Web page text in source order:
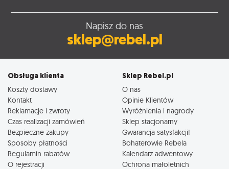
Napisz do nas
sklep@rebel.pl
Obsługa klienta
Koszty dostawy
Kontakt
Reklamacje i zwroty
Czas realizacji zamówień
Bezpieczne zakupy
Sposoby płatności
Regulamin rabatów
O rejestracji
Sklep Rebel.pl
O nas
Opinie Klientów
Wyróżnienia i nagrody
Sklep stacjonarny
Gwarancja satysfakcji!
Bohaterowie Rebela
Kalendarz adwentowy
Ochrona małoletnich